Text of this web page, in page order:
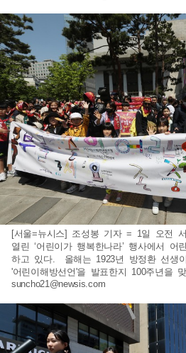
[서울=뉴시스] 조성봉 기자 = 1일 오전
열린 ‘어린이가 행복한나라’ 행사에서 어
하고 있다. 올해는 1923년 방정환 선생
'어린이해방선언'을 발표한지 100주년을
suncho21@newsis.com